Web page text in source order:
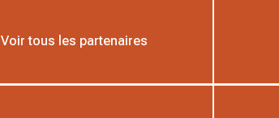
Voir tous les partenaires